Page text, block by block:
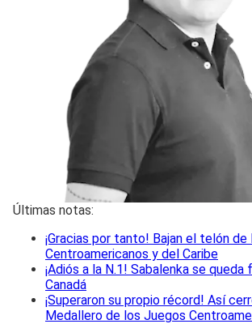
Últimas notas:
¡Gracias por tanto! Bajan el telón
Centroamericanos y del Caribe
¡Adiós a la N.1! Sabalenka se
Canadá
¡Superaron su propio récord! Así
Medallero de los Juegos